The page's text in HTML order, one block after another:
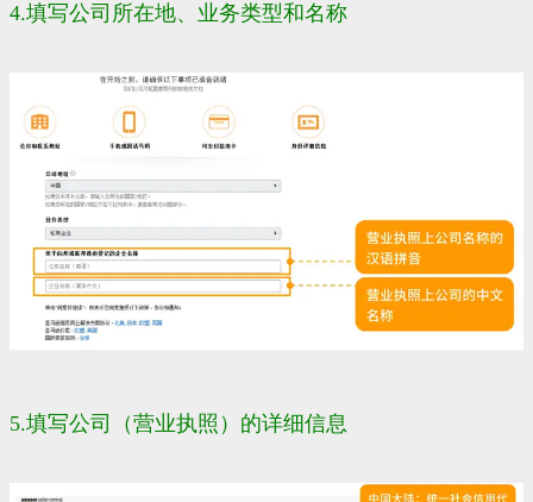
4.填写公司所在地、业务类型和名称
5.填写公司（营业执照）的详细信息